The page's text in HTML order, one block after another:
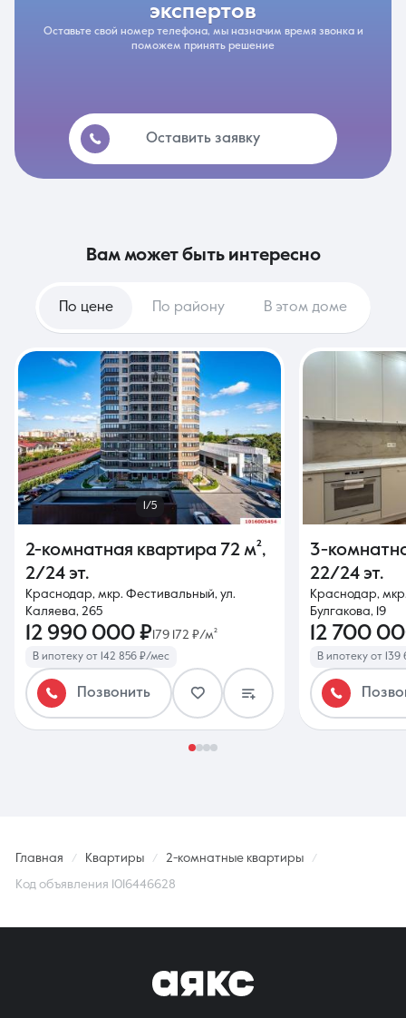
экспертов
Оставьте свой номер телефона, мы назначим время звонка и
поможем принять решение
Оставить заявку
вам может быть интересно
По цене По району В этом доме
1/5
2-комнатная квартира 72 м²,
2/24 эт.
Краснодар, мкр. Фестивальный, ул.
Каляева, 265
12 990 000 ₽ 179 172 ₽/м²
В ипотеку от 142 856 ₽/мес
Позвонить
3-
22/24 эт.
Краснодар,
Булгакова, 19
12 700
В ипотеку от
Главная Квартиры 2-комнатные квартиры
Код объявления 1016446628